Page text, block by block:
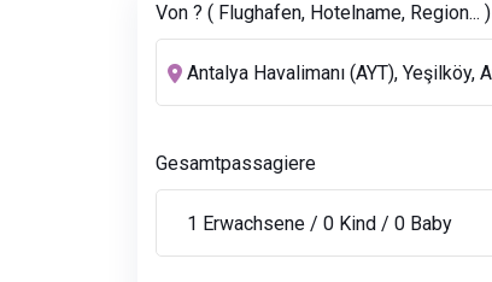
Von ? ( Flughafen, Hotelname, Region... )
Gesamtpassagiere